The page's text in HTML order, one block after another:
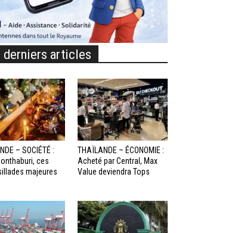
derniers articles
– SOCIÉTÉ :
ces
majeures
THAÏLANDE – ÉCONOMIE :
Acheté par Central, Max
Value deviendra Tops